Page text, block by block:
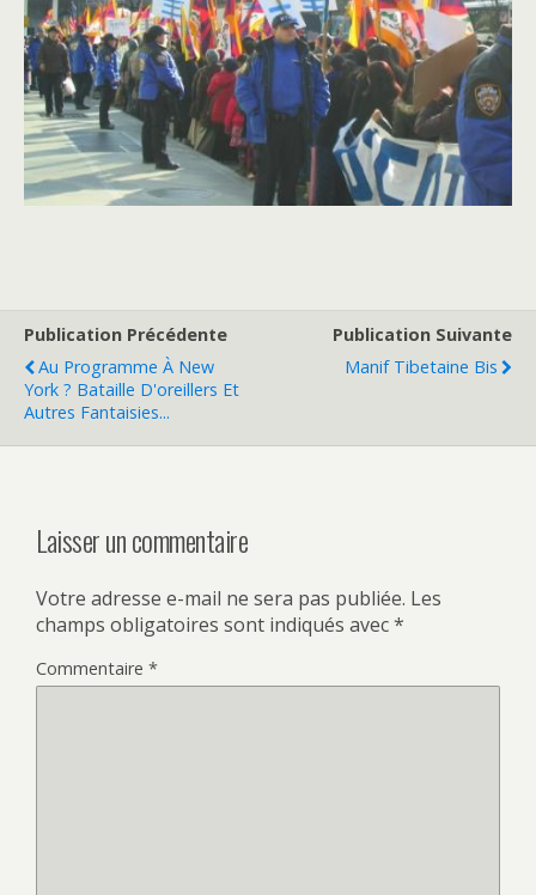
Publication Précédente
Au Programme À New
York ? Bataille D'oreillers Et
Autres Fantaisies...
Publication Suivante
Manif Tibetaine Bis
Laisser un commentaire
Votre adresse e-mail ne sera pas publiée. Les
champs obligatoires sont indiqués avec*
Commentaire *